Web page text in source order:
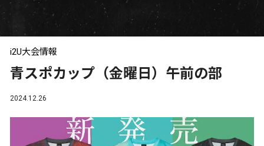
i2U大会情報
青スポカップ（金曜日）午前の部
2024.12.26